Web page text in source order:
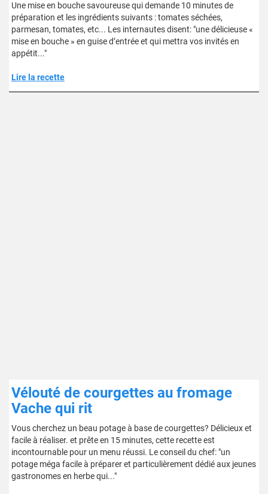
Une mise en bouche savoureuse qui demande 10 minutes de
préparation et les ingrédients suivants : tomates séchées,
parmesan, tomates, etc... Les internautes disent: "une délicieuse «
mise en bouche » en guise d’entrée et qui mettra vos invités en
appétit..."
Lire la recette
Vélouté de courgettes au fromage
Vache qui rit
Vous cherchez un beau potage à base de courgettes? Délicieux et
facile à réaliser. et prête en 15 minutes, cette recette est
incontournable pour un menu réussi. Le conseil du chef: "un
potage méga facile à préparer et particulièrement dédié aux jeunes
gastronomes en herbe qui..."